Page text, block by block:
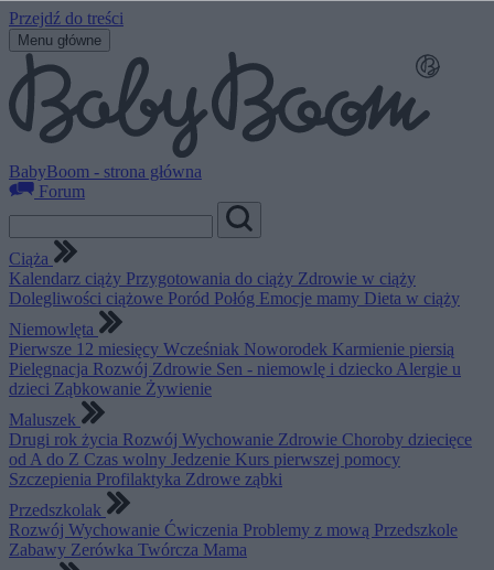
Przejdź do treści
Menu główne
BabyBoom - strona główna
Forum
Ciąża
Kalendarz ciąży Przygotowania do ciąży Zdrowie w ciąży
Dolegliwości ciążowe Poród Połóg Emocje mamy Dieta w ciąży
Niemowlęta
Pierwsze 12 miesięcy Wcześniak Noworodek Karmienie piersią
Pielęgnacja Rozwój Zdrowie Sen - niemowlę i dziecko Alergie u
dzieci Ząbkowanie Żywienie
Maluszek
Drugi rok życia Rozwój Wychowanie Zdrowie Choroby dziecięce
od A do Z Czas wolny Jedzenie Kurs pierwszej pomocy
Szczepienia Profilaktyka Zdrowe ząbki
Przedszkolak
Rozwój Wychowanie Ćwiczenia Problemy z mową Przedszkole
Zabawy Zerówka Twórcza Mama